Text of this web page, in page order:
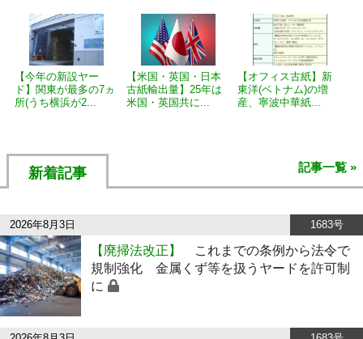
【今年の新設ヤー
ド】関東が最多の7ヵ
所(うち横浜が2...
【米国・英国・日本
古紙輸出量】25年は
米国・英国共に...
【オフィス古紙】新
東洋(ベトナム)の増
産、寧波中華紙...
新着記事 記事一覧 »
2026年8月3日 1683号
【廃掃法改正】
これまでの条例から法令で
規制強化 金属くず等を扱うヤードを許可制
に